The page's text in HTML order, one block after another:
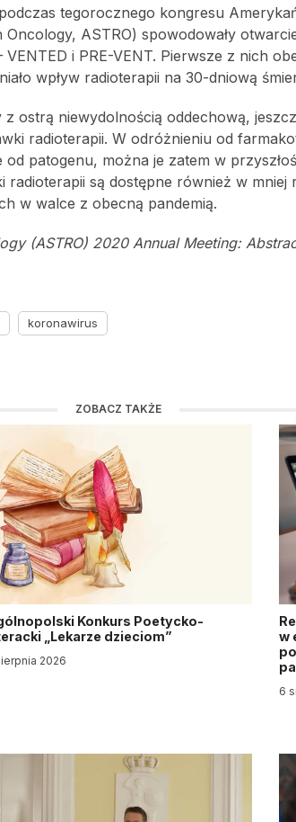
tegorocznego kongresu
ASTRO) spowodowały
i PRE-VENT. Pierwsze z nich
wpływ radioterapii na 30-dniową
ostrą niewydolnością oddechową,
radioterapii. W odróżnieniu od
patogenu, można je zatem w
są dostępne również w
w walce z obecną pandemią.
(ASTRO) 2020 Annual Meeting:
koronawirus
ZOBACZ TAKŻE
Konkurs Poetycko-
„Lekarze dzieciom”
2026
w
6